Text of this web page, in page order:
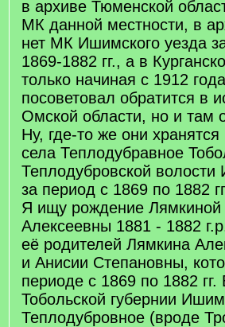
в архиве Тюменской
МК данной местности, в
нет МК Ишимского уезда
1869-1882 гг., а в
только начиная с 1912
посоветовал обратится в
Омской области, но и там
Ну, где-то же они
села Теплодубравное
Теплодубровской волости
за период с 1869 по 1882
Я ищу рождение
Алексеевны 1881 - 1882
её родителей Лямкина
и Анисии Степановны,
периоде с 1869 по 1882
Тобольской губернии
Теплодубровное (вроде